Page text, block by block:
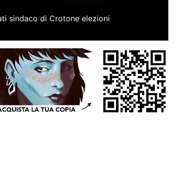
sindaco di Crotone elezioni